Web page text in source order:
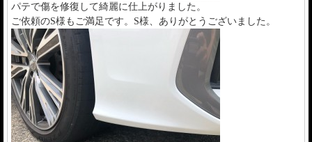
パテで傷を修復して綺麗に仕上がりました。
ご依頼のS様もご満足です。S様、ありがとうございました。